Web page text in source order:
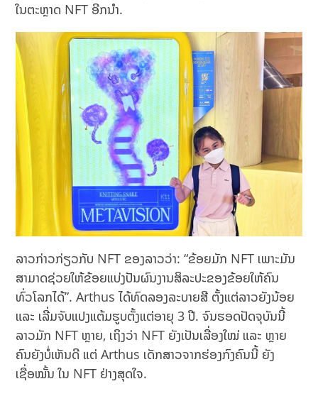
ໃນຕະຫຼາດ NFT ອີກນຳ.
ລາວກ່າວກ່ຽວກັບ NFT ຂອງລາວວ່າ: “ຂ້ອຍມັກ NFT ເພາະມັນ
ສາມາດຊ່ວຍໃຫ້ຂ້ອຍແບ່ງປັນຜົນງານສິລະປະຂອງຂ້ອຍໃຫ້ຄົນ
ທົ່ວໂລກໄດ້”. Arthus ໄດ້ທົດລອງລະບາຍສີ ຕັ້ງແຕ່ລາວຍັງນ້ອຍ
ແລະ ເລີ່ມຈັບແປງແຕ້ມຮູບຕັ້ງແຕ່ອາຍຸ 3 ປີ. ຈົນຮອດປັດຈຸບັນນີ້
ລາວມັກ NFT ຫຼາຍ, ເຖິງວ່າ NFT ຍັງເປັນເລື່ອງໃໝ່ ແລະ ຫຼາຍ
ຄົນຍັງບໍ່ເຫັນດີ ແຕ່ Arthus ເດັກສາວຈາກຮ່ອງກົງຄົນນີ້ ຍັງ
ເຊື່ອໝັ້ນ ໃນ NFT ຢ່າງສຸດໃຈ.